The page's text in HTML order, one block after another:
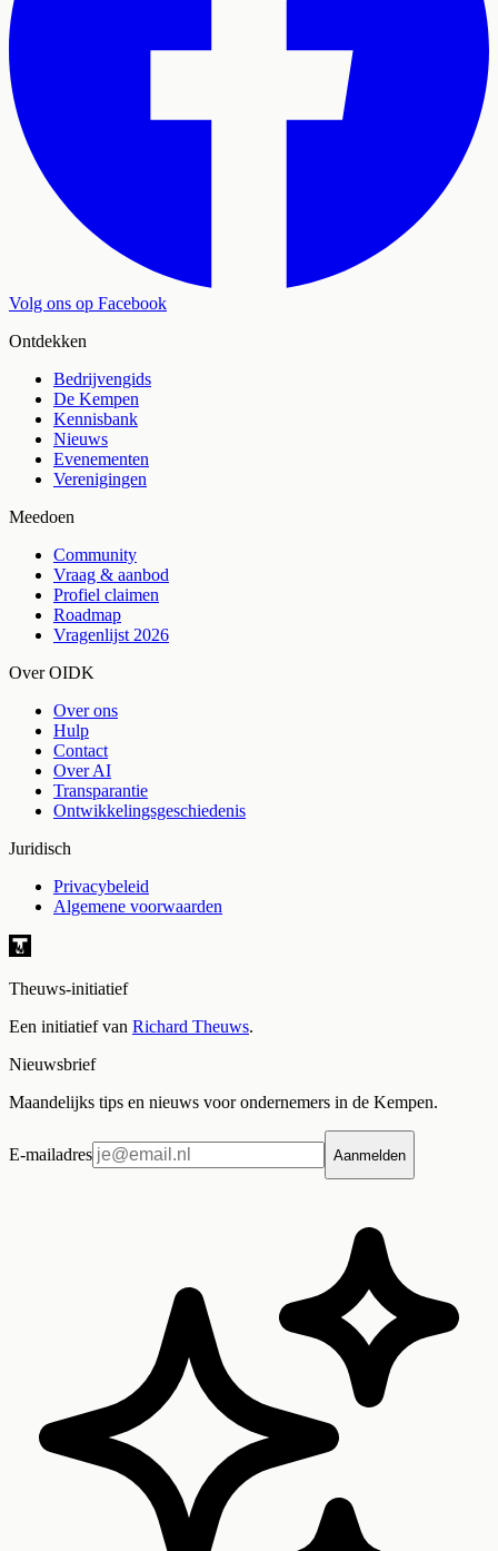
Volg ons op Facebook
Ontdekken
Bedrijvengids
De Kempen
Kennisbank
Nieuws
Evenementen
Verenigingen
Meedoen
Community
Vraag & aanbod
Profiel claimen
Roadmap
Vragenlijst 2026
Over OIDK
Over ons
Hulp
Contact
Over AI
Transparantie
Ontwikkelingsgeschiedenis
Juridisch
Privacybeleid
Algemene voorwaarden
Theuws-initiatief
Een initiatief van Richard Theuws.
Nieuwsbrief
Maandelijks tips en nieuws voor ondernemers in de Kempen.
E-mailadres Aanmelden